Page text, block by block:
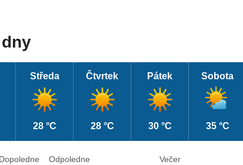
Středa
28 °C
Čtvrtek
28 °C
Pátek
30 °C
Sobota
35 °C
Dopoledne Odpoledne Večer